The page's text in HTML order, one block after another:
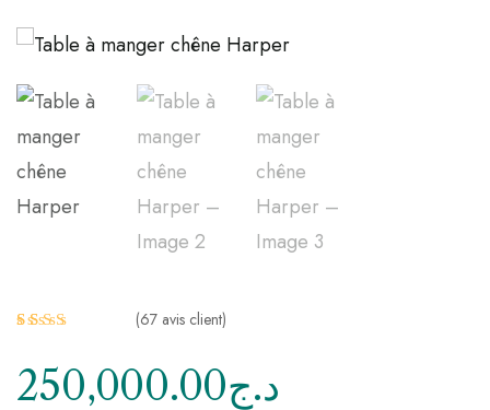
sur
5
(67avis client)
د.ج250,000.00